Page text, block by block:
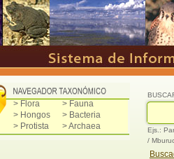
> Flora
> Fauna
> Hongos
> Bacteria
> Protista
> Archaea
Ejs.:
/